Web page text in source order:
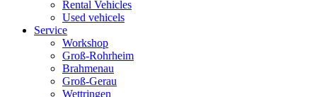
Rental Vehicles
Used vehicels
Service
Workshop
Groß-Rohrheim
Brahmenau
Groß-Gerau
Wettringen